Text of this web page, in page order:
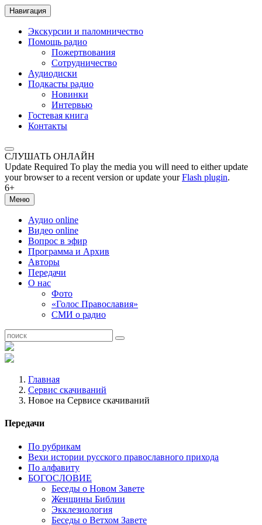
Навигация
Экскурсии и паломничество
Помощь радио
Пожертвования
Сотрудничество
Аудиодиски
Подкасты радио
Новинки
Интервью
Гостевая книга
Контакты
СЛУШАТЬ ОНЛАЙН
Update Required To play the media you will need to either update
your browser to a recent version or update yourFlash plugin.
6+
Меню
Аудио online
Видео online
Вопрос в эфир
Программа и Архив
Авторы
Передачи
О нас
Фото
«Голос Православия»
СМИ о радио
Главная
Сервис скачиваний
Новое на Сервисе скачиваний
Передачи
По рубрикам
Вехи истории русского православного прихода
По алфавиту
БОГОСЛОВИЕ
Беседы о Новом Завете
Женщины Библии
Экклезиология
Беседы о Ветхом Завете